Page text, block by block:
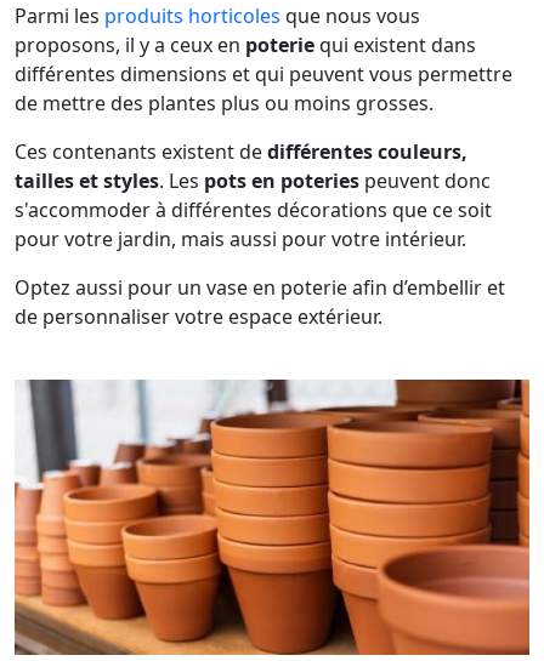
Parmi les produits horticoles que nous vous
proposons, il y a ceux en poteriequi existent dans
différentes dimensions et qui peuvent vous permettre
de mettre des plantes plus ou moins grosses.
Ces contenants existent dedifférentes couleurs,
tailles et styles. Les pots en poteries peuvent donc
s'accommoder à différentes décorations que ce soit
pour votre jardin, mais aussi pour votre intérieur.
Optez aussi pour un vase en poterie afin d’embellir et
de personnaliser votre espace extérieur.